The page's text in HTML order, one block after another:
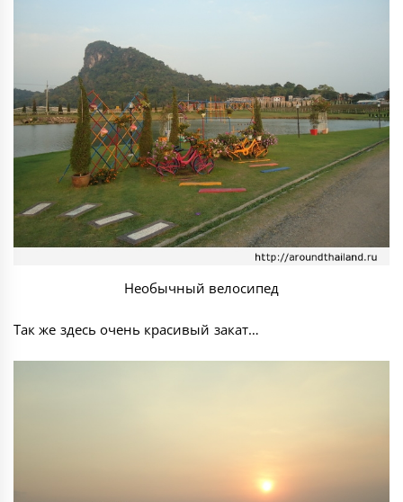
Необычный велосипед
Так же здесь очень красивый закат…